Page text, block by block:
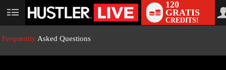
User
120
GRATIS
CREDITS!
Frequently Asked Questions